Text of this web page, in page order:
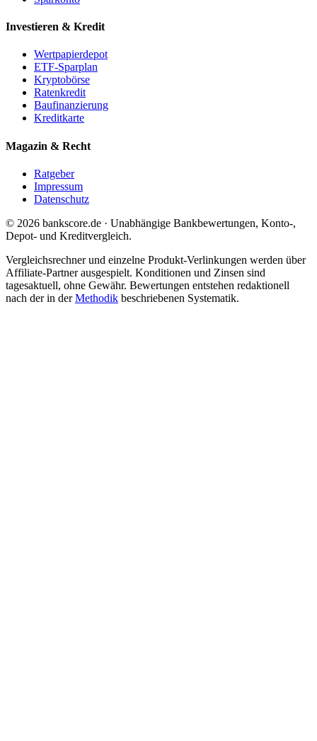
Investieren & Kredit
Wertpapierdepot
ETF-Sparplan
Kryptobörse
Ratenkredit
Baufinanzierung
Kreditkarte
Magazin & Recht
Ratgeber
Impressum
Datenschutz
© 2026 bankscore.de · Unabhängige Bankbewertungen, Konto-,
Depot- und Kreditvergleich.
Vergleichsrechner und einzelne Produkt-Verlinkungen werden über
Affiliate-Partner ausgespielt. Konditionen und Zinsen sind
tagesaktuell, ohne Gewähr. Bewertungen entstehen redaktionell
nach der in derMethodik beschriebenen Systematik.